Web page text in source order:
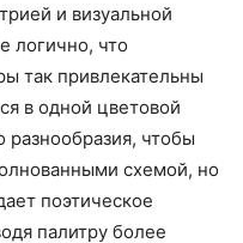
и визуальной
логично, что
так привлекательны
в одной цветовой
разнообразия, чтобы
схемой, но
поэтическое
палитру более